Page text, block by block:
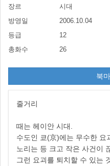
장르
시대
방영일
2006.10.04
등급
12
총화수
26
북
줄거리
때는 헤이안 시대.
수도인 쿄(京)에는 무수한 요
노리는 등 크고 작은 사건이
그런 요괴를 퇴치할 수 있는